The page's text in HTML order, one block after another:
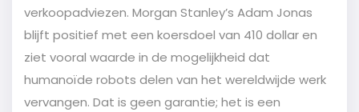
verkoopadviezen. Morgan Stanley’s Adam Jonas
blijft positief met een koersdoel van 410 dollar en
ziet vooral waarde in de mogelijkheid dat
humanoïde robots delen van het wereldwijde werk
vervangen. Dat is geen garantie; het is een